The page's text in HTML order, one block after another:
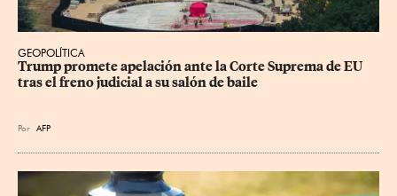
GEOPOLÍTICA
Trump promete apelación ante la Corte Suprema de EU
tras el freno judicial a su salón de baile
Por AFP